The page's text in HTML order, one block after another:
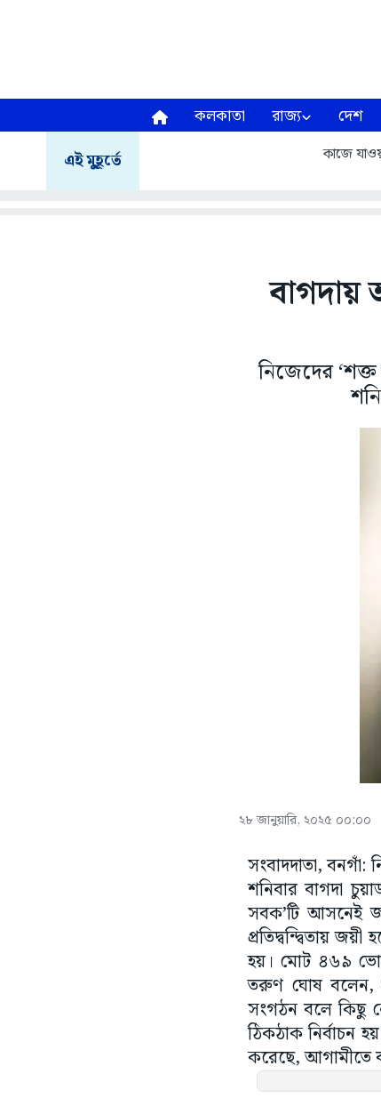
কলকাতা রাজ্য দেশ
এই মুহূর্তে কাজে
বাগদায়
নিজেদের
২৮ জানুয়ারি, ২০২৫ ০০:০০
সংবাদদাতা,
শনিবার বাগদা
সবক’টি আসনেই
প্রতিদ্বন্দ্বিতায়
হয়। মোট ৪৬৯
তরুণ ঘোষ বলেন,
সংগঠন বলে কিছু
ঠিকঠাক নির্বাচন
করেছে, আগামীতে